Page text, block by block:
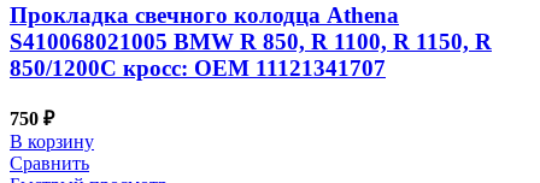
Прокладка свечного колодца Athena
S410068021005 BMW R 850, R 1100, R 1150, R
850/1200C кросс: OEM 11121341707
750 ₽
В корзину
Сравнить